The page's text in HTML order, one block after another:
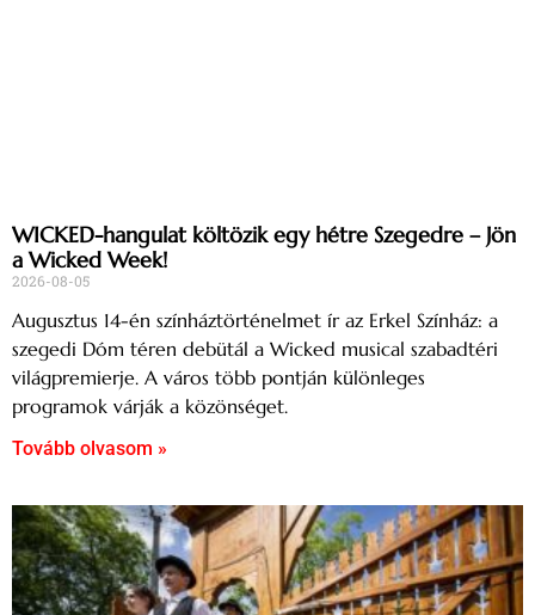
WICKED-hangulat költözik egy hétre Szegedre – Jön
a Wicked Week!
2026-08-05
Augusztus 14-én színháztörténelmet ír az Erkel Színház: a
szegedi Dóm téren debütál a Wicked musical szabadtéri
világpremierje. A város több pontján különleges
programok várják a közönséget.
Tovább olvasom »